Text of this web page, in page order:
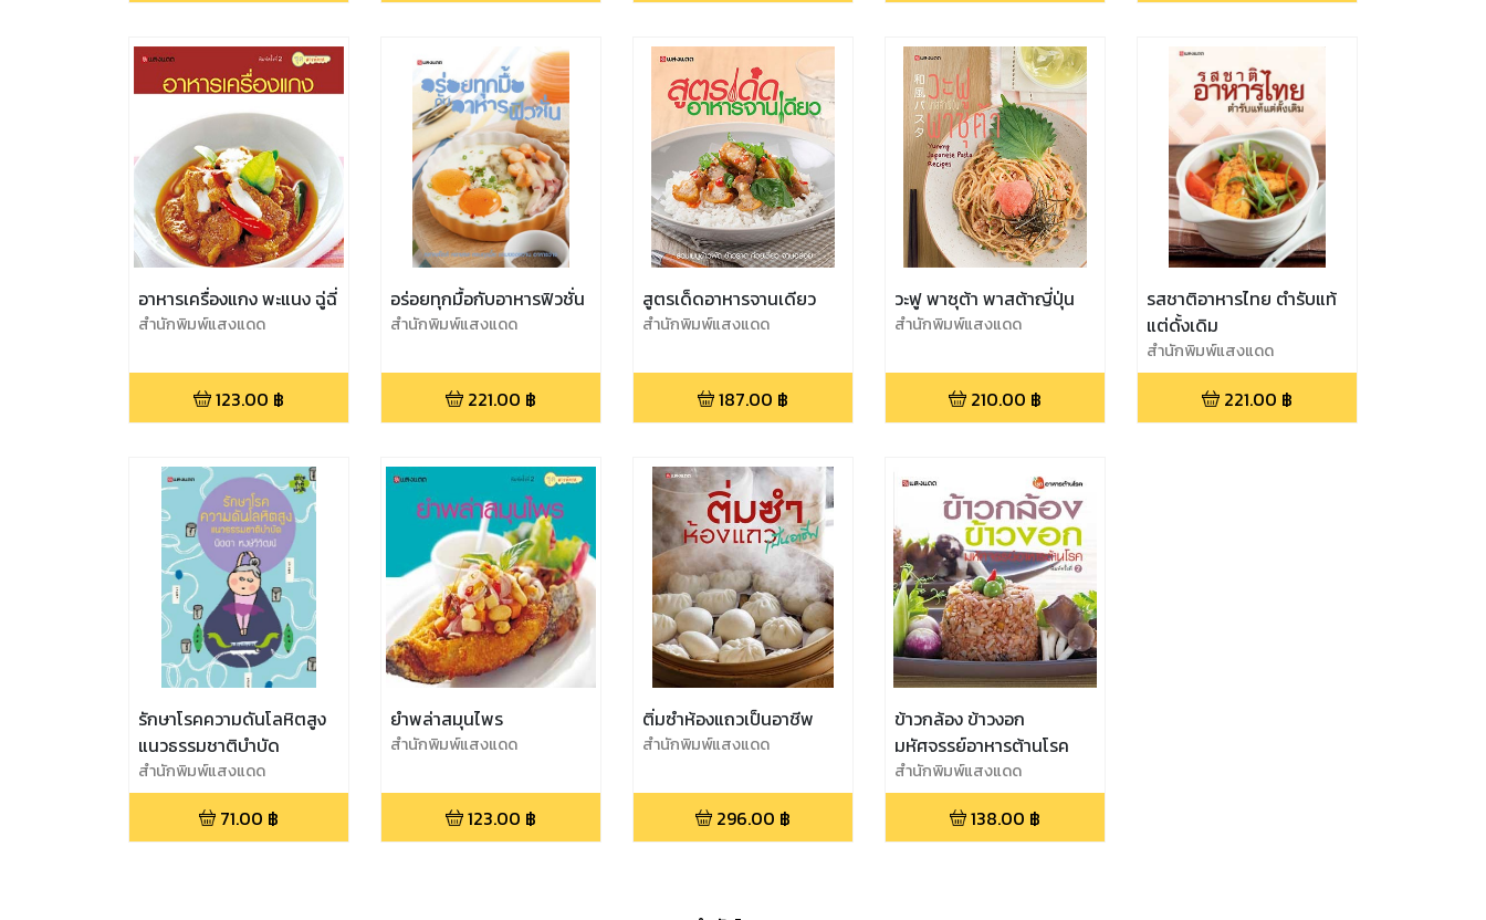
อาหารเครื่องแกง พะแนง ฉู่ฉี่
สำนักพิมพ์แสงแดด
123.00 ฿
อร่อยทุกมื้อกับอาหารฟิวชั่น
สำนักพิมพ์แสงแดด
221.00 ฿
สูตรเด็ดอาหารจานเดียว
สำนักพิมพ์แสงแดด
187.00 ฿
วะฟู พาซุต้า พาสต้าญี่ปุ่น
สำนักพิมพ์แสงแดด
210.00 ฿
รสชาติอาหารไทย ตำรับแท้
แต่ดั้งเดิม
สำนักพิมพ์แสงแดด
221.00 ฿
รักษาโรคความดันโลหิตสูง
แนวธรรมชาติบำบัด
สำนักพิมพ์แสงแดด
71.00 ฿
ยำพล่าสมุนไพร
สำนักพิมพ์แสงแดด
123.00 ฿
ติ่มซำห้องแถวเป็นอาชีพ
สำนักพิมพ์แสงแดด
296.00 ฿
ข้าวกล้อง ข้าวงอก
มหัศจรรย์อาหารต้านโรค
สำนักพิมพ์แสงแดด
138.00 ฿